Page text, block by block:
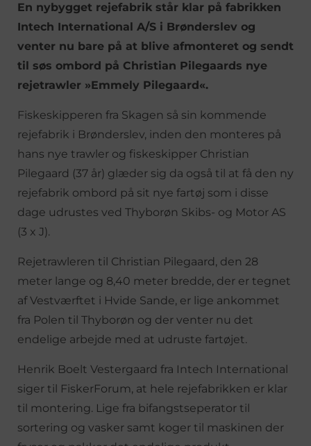
En nybygget rejefabrik står klar på fabrikken
Intech International A/S i Brønderslev og
venter nu bare på at blive afmonteret og sendt
til søs ombord på Christian Pilegaards nye
rejetrawler »Emmely Pilegaard«.
Fiskeskipperen fra Skagen så sin kommende
rejefabrik i Brønderslev, inden den monteres på
hans nye trawler og fiskeskipper Christian
Pilegaard (37 år) glæder sig da også til at få den ny
rejefabrik ombord på sit nye fartøj som i disse
dage udrustes ved Thyborøn Skibs- og Motor AS
(3 x J).
Rejetrawleren til Christian Pilegaard, den 28
meter lange og 8,40 meter bredde, der er tegnet
af Vestværftet i Hvide Sande, er lige ankommet
fra Polen til Thyborøn og der venter nu det
endelige arbejde med at udruste fartøjet.
Henrik Boelt Vestergaard fra Intech International
siger til FiskerForum, at hele rejefabrikken er klar
til montering. Lige fra bifangstseperator til
sortering og vasker samt koger til maskinen der